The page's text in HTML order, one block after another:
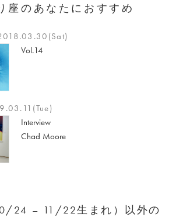
座のあなたにおすすめ
Vol.14
Interview
Chad Moore
24 – 11/22生まれ）以外の